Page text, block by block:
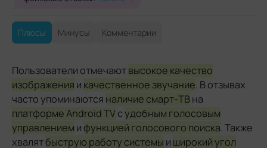
Плюсы Минусы Комментарии
Пользователи отмечаютвысокое качество
изображения и качественное звучание. В отзывах
часто упоминаются наличие смарт-ТВна
платформе Android TVсудобным голосовым
управлением и функцией голосового поиска. Также
хвалятбыструю работу системы и широкий угол